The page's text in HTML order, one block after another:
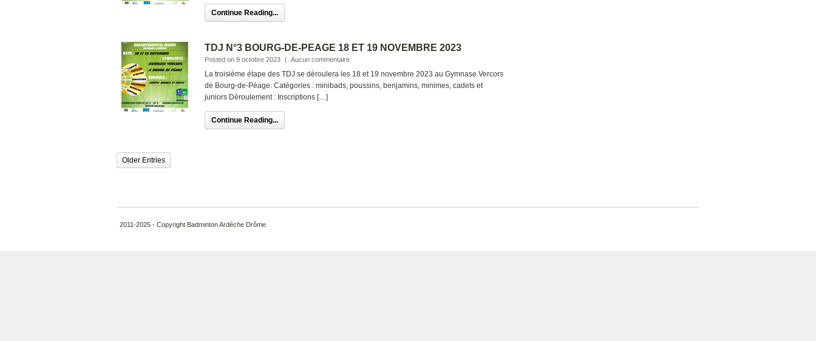
Continue Reading...
TDJ N°3 BOURG-DE-PEAGE 18 ET 19 NOVEMBRE 2023
Posted on 9 octobre 2023 | Aucun commentaire
La troisième étape des TDJ se déroulera les 18 et 19 novembre 2023 au Gymnase Vercors
de Bourg-de-Péage. Catégories : minibads, poussins, benjamins, minimes, cadets et
juniors Déroulement : Inscriptions […]
Continue Reading...
Older Entries
2011-2025 - Copyright Badminton Ardèche Drôme